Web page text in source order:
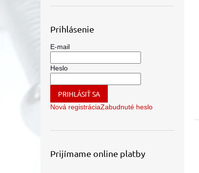
Prihlásenie
E-mail
Heslo
PRIHLÁSIŤ SA
Nová registráciaZabudnuté heslo
Prijímame online platby